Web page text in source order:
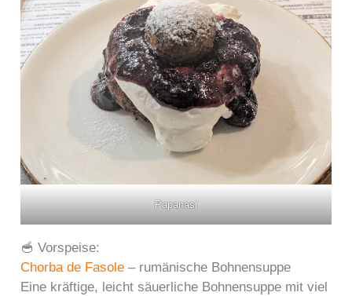
Papanasi
🥣 Vorspeise:
Chorba de Fasole– rumänische Bohnensuppe
Eine kräftige, leicht säuerliche Bohnensuppe mit viel